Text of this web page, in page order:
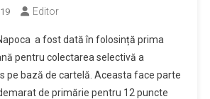
Editor
a fost dată în folosință prima
pentru colectarea selectivă a
pe bază de cartelă. Aceasta face parte
de primărie pentru 12 puncte